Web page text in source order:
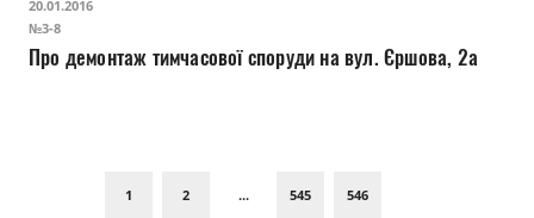
20.01.2016
№3-8
Про демонтаж тимчасової споруди на вул. Єршова, 2а
1 2 ... 545 546